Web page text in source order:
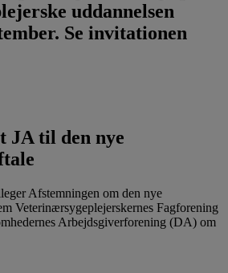
uddannelsen
Se invitationen
JA til den nye
Afstemningen om den nye
Veterinærsygeplejerskernes Fagforening
Arbejdsgiverforening (DA) om